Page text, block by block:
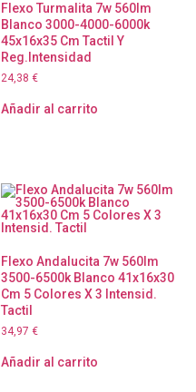
Flexo Turmalita 7w 560lm
Blanco 3000-4000-6000k
45x16x35 Cm Tactil Y
Reg.Intensidad
24,38 €
Añadir al carrito
Flexo Andalucita 7w 560lm
3500-6500k Blanco 41x16x30
Cm 5 Colores X 3 Intensid.
Tactil
34,97 €
Añadir al carrito